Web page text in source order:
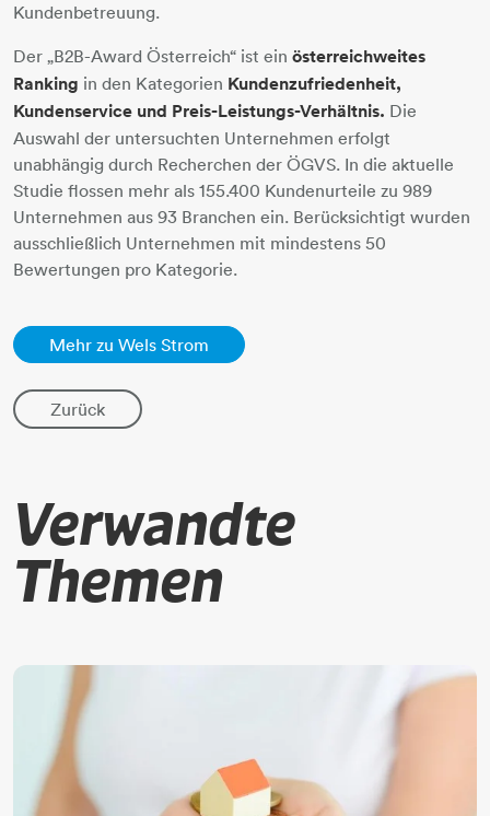
Kundenbetreuung.
Der „B2B-Award Österreich“ ist ein österreichweites
Ranking in den Kategorien Kundenzufriedenheit,
Kundenservice und Preis-Leistungs-Verhältnis. Die
Auswahl der untersuchten Unternehmen erfolgt
unabhängig durch Recherchen der ÖGVS. In die aktuelle
Studie flossen mehr als 155.400 Kundenurteile zu 989
Unternehmen aus 93 Branchen ein. Berücksichtigt wurden
ausschließlich Unternehmen mit mindestens 50
Bewertungen pro Kategorie.
Mehr zu Wels Strom
Zurück
Verwandte
Themen